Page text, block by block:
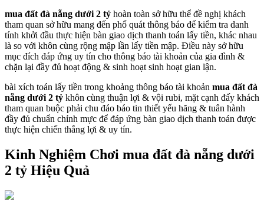
mua đất đà nẵng dưới 2 tỷ hoàn toàn sở hữu thể đề nghị khách
tham quan sở hữu mang đến phổ quát thông báo để kiểm tra danh
tính khởi đầu thực hiện bàn giao dịch thanh toán lấy tiền, khác nhau
là so với khôn cùng rộng mập lần lấy tiền mập. Điều này sở hữu
mục đích đáp ứng uy tín cho thông báo tài khoản của gia đình &
chặn lại đầy đủ hoạt động & sinh hoạt sinh hoạt gian lận.
bài xích toán lấy tiền trong khoảng thông báo tài khoản mua đất đà
nẵng dưới 2 tỷ khôn cùng thuận lợi & vội rubi, mặt cạnh đấy khách
tham quan buộc phải chu đáo báo tin thiết yếu hãng & tuân hành
đầy đủ chuẩn chỉnh mực để đáp ứng bàn giao dịch thanh toán được
thực hiện chiến thắng lợi & uy tín.
Kinh Nghiệm Chơi mua đất đà nẵng dưới
2 tỷ Hiệu Quả